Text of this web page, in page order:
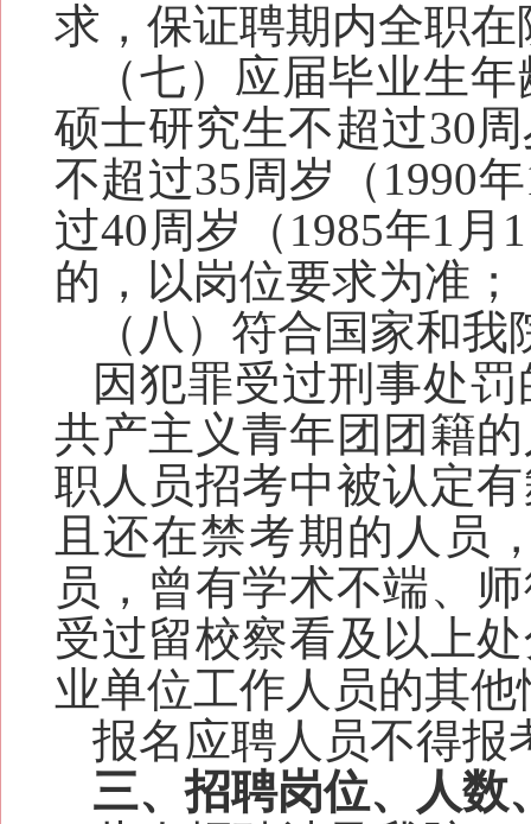
求，保证聘期内全职在
（七）应届毕业生
硕士研究生不超过30
不超过35周岁（1990
过40周岁（1985年1月
的，以岗位要求为准 ；
（八）符合国家和我
因犯罪受过刑事处罚
共产主义青年团团籍
职人员招考中被认定
且还在禁考期 的 人员
员， 曾有学术不端、
受过留校察看及以上
业单位工作人员的其他
报名应聘人员不得报
三、招聘岗位、人数